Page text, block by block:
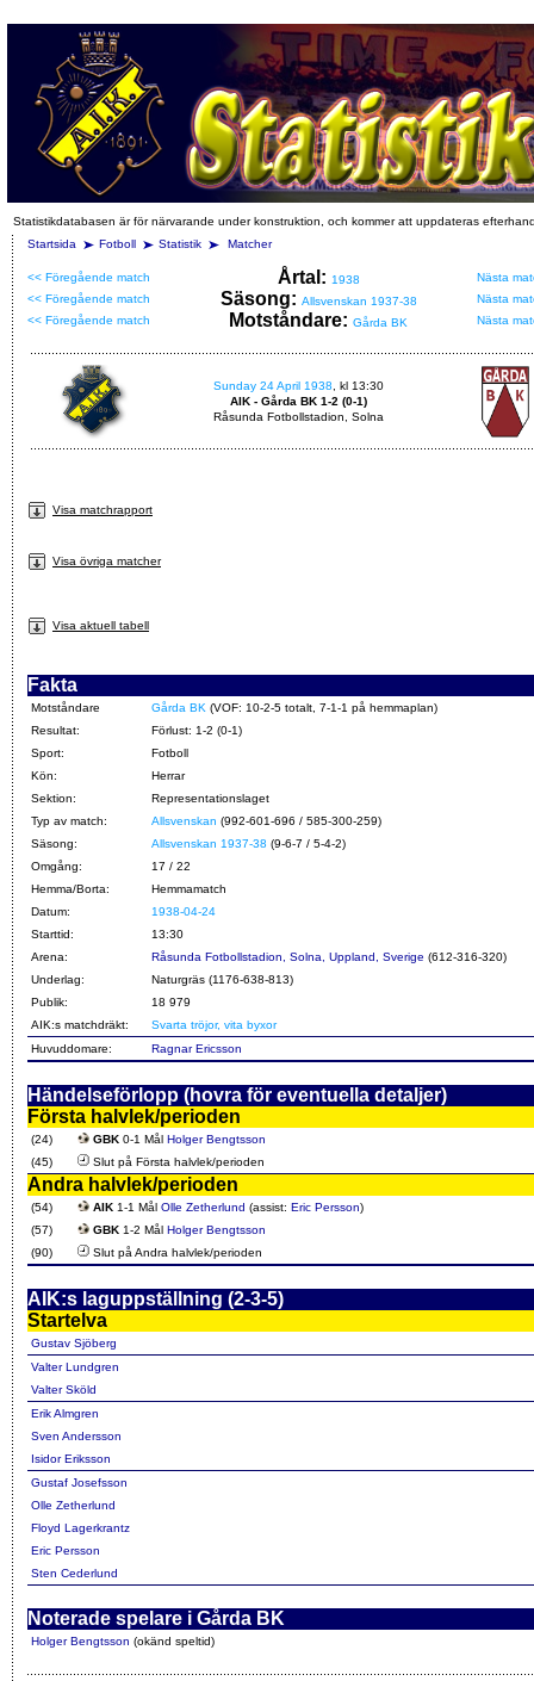
Statistikdatabasen är för närvarande under konstruktion, och kommer att uppdateras
Startsida
Fotboll Statistik Matcher
<< Föregående match Årtal: 1938
Nästa
<< Föregående match
Säsong: Allsvenskan 1937-38
Nästa
<< Föregående match
Motståndare: Gårda BK Nästa
Sunday 24 April 1938 , kl 13:30
AIK - Gårda BK 1-2 (0-1)
Råsunda Fotbollstadion, Solna
Visa matchrapport
Visa övriga matcher
Visa aktuell tabell
Fakta
Motståndare Gårda BK (VOF: 10-2-5 totalt, 7-1-1 på hemmaplan)
Resultat:
Förlust: 1-2 (0-1)
Sport:
Fotboll
Kön:
Herrar
Sektion:
Representationslaget
Typ av match:
Allsvenskan (992-601-696 / 585-300-259)
Säsong:
Allsvenskan 1937-38 (9-6-7 / 5-4-2)
Omgång:
17 / 22
Hemma/Borta:
Hemmamatch
Datum:
1938-04-24
Starttid:
13:30
Arena:
Råsunda Fotbollstadion, Solna, Uppland, Sverige (612-316-320)
Underlag:
Naturgräs (1176-638-813)
Publik:
18 979
AIK:s matchdräkt:
Svarta tröjor, vita byxor
Huvuddomare:
Ragnar Ericsson
Händelseförlopp (hovra för eventuella detaljer)
Första halvlek/perioden
(24) GBK 0-1 Mål Holger Bengtsson
(45)
Slut på Första halvlek/perioden
Andra halvlek/perioden
(54) AIK 1-1 Mål Olle Zetherlund (assist: Eric Persson)
(57)
GBK 1-2 Mål Holger Bengtsson
(90)
Slut på Andra halvlek/perioden
AIK:s laguppställning (2-3-5)
Startelva
Gustav Sjöberg
Valter Lundgren
Valter Sköld
Erik Almgren
Sven Andersson
Isidor Eriksson
Gustaf Josefsson
Olle Zetherlund
Floyd Lagerkrantz
Eric Persson
Sten Cederlund
Noterade spelare i Gårda BK
Holger Bengtsson (okänd speltid)